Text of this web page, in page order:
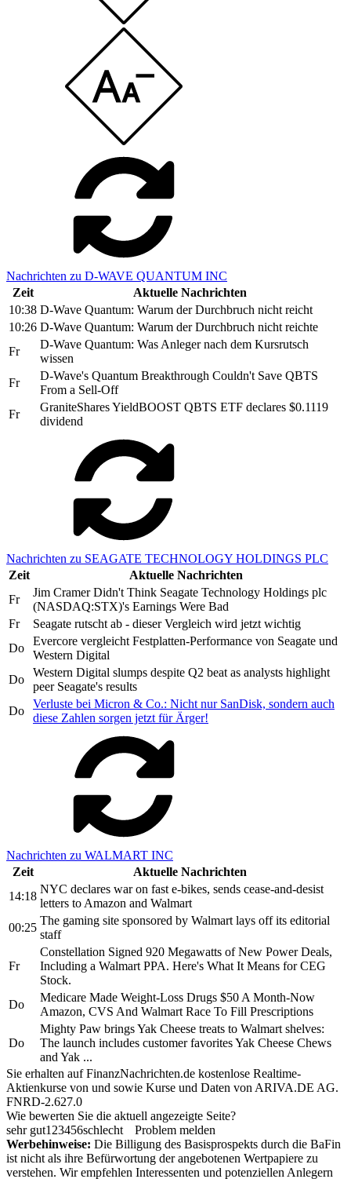
Nachrichten zu D-WAVE QUANTUM INC
Zeit
Aktuelle Nachrichten
10:38 D-Wave Quantum: Warum der Durchbruch nicht reicht
10:26 D-Wave Quantum: Warum der Durchbruch nicht reichte
Fr
D-Wave Quantum: Was Anleger nach dem Kursrutsch
wissen
Fr
D-Wave's Quantum Breakthrough Couldn't Save QBTS
From a Sell-Off
Fr
GraniteShares YieldBOOST QBTS ETF declares $0.1119
dividend
Nachrichten zu SEAGATE TECHNOLOGY HOLDINGS PLC
Zeit
Aktuelle Nachrichten
Fr
Jim Cramer Didn't Think Seagate Technology Holdings plc
(NASDAQ:STX)'s Earnings Were Bad
Fr
Seagate rutscht ab - dieser Vergleich wird jetzt wichtig
Do
Evercore vergleicht Festplatten-Performance von Seagate und
Western Digital
Do
Western Digital slumps despite Q2 beat as analysts highlight
peer Seagate's results
Do
Verluste bei Micron & Co.: Nicht nur SanDisk, sondern auch
diese Zahlen sorgen jetzt für Ärger!
Nachrichten zu WALMART INC
Zeit
Aktuelle Nachrichten
14:18
NYC declares war on fast e-bikes, sends cease-and-desist
letters to Amazon and Walmart
00:25
The gaming site sponsored by Walmart lays off its editorial
staff
Fr
Constellation Signed 920 Megawatts of New Power Deals,
Including a Walmart PPA. Here's What It Means for CEG
Stock.
Do
Medicare Made Weight-Loss Drugs $50 A Month-Now
Amazon, CVS And Walmart Race To Fill Prescriptions
Do
Mighty Paw brings Yak Cheese treats to Walmart shelves:
The launch includes customer favorites Yak Cheese Chews
and Yak ...
Sie erhalten auf FinanzNachrichten.de kostenlose Realtime-
Aktienkurse von und sowie Kurse und Daten von ARIVA.DE AG.
FNRD-2.627.0
Wie bewerten Sie die aktuell angezeigte Seite?
sehr gut1 23456schlecht
Problem melden
Werbehinweise: Die Billigung des Basisprospekts durch die BaFin
ist nicht als ihre Befürwortung der angebotenen Wertpapiere zu
verstehen. Wir empfehlen Interessenten und potenziellen Anlegern